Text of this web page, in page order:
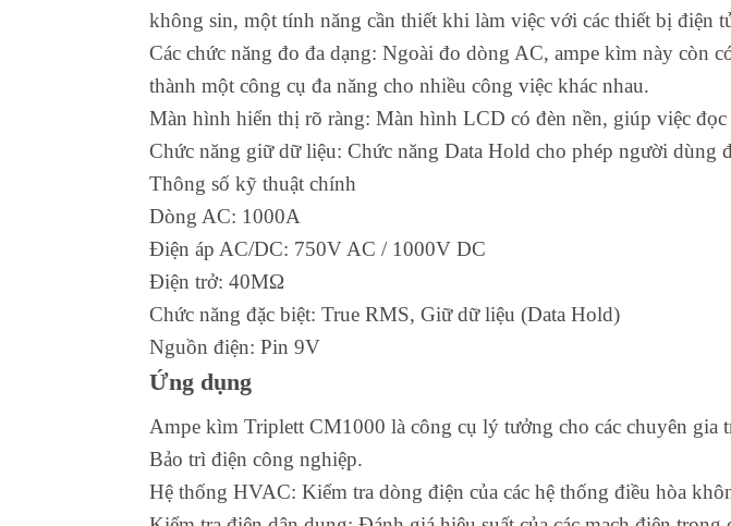
không sin, một tính năng cần thiết khi làm việc với các thiết bị điện
Các chức năng đo đa dạng: Ngoài đo dòng AC, ampe kìm này còn
thành một công cụ đa năng cho nhiều công việc khác nhau.
Màn hình hiển thị rõ ràng: Màn hình LCD có đèn nền, giúp việc
Chức năng giữ dữ liệu: Chức năng Data Hold cho phép người dùng
Thông số kỹ thuật chính
Dòng AC: 1000A
Điện áp AC/DC: 750V AC / 1000V DC
Điện trở: 40MΩ
Chức năng đặc biệt: True RMS, Giữ dữ liệu (Data Hold)
Nguồn điện: Pin 9V
Ứng dụng
Ampe kìm Triplett CM1000 là công cụ lý tưởng cho các chuyên gia
Bảo trì điện công nghiệp.
Hệ thống HVAC: Kiểm tra dòng điện của các hệ thống điều hòa